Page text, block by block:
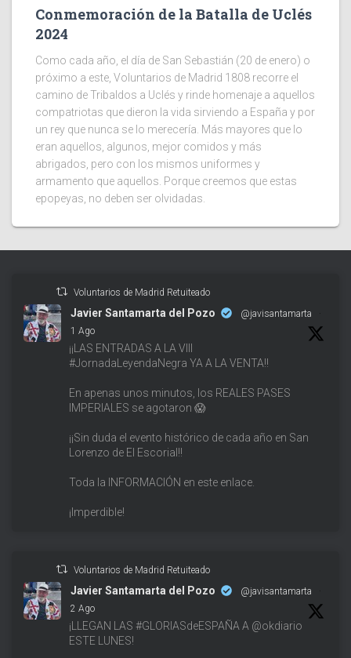
Conmemoración de la Batalla de Uclés
2024
Como cada año, el día de San Sebastián (20 de enero) o
próximo a este, Voluntarios de Madrid 1808 recorre el
camino de Tribaldos a Uclés y rinde homenaje a aquellos
compatriotas que dieron la vida sirviendo a España y por
un rey que nunca se lo merecería. Más mayores que lo
eran aquellos, algunos, mejor comidos y más
abrigados, pero con los mismos uniformes y
armamento que aquellos. Porque creemos que estas
epopeyas, no deben ser olvidadas.
Voluntarios de Madrid Retuiteado
Javier Santamarta del Pozo @javisantamarta
·
1 Ago
¡¡LAS ENTRADAS A LA VIII
#JornadaLeyendaNegra YA A LA VENTA!!
En apenas unos minutos, los REALES PASES
IMPERIALES se agotaron 😱
¡¡Sin duda el evento histórico de cada año en San
Lorenzo de El Escorial!!
Toda la INFORMACIÓN en este enlace.
¡Imperdible!
Voluntarios de Madrid Retuiteado
Javier Santamarta del Pozo @javisantamarta
·
2 Ago
¡LLEGAN LAS #GLORIASdeESPAÑA A @okdiario
ESTE LUNES!